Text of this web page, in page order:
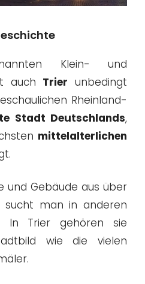
Klein- und
auch Trier unbedingt
Rheinland-
Stadt Deutschlands,
mittelalterlichen
und Gebäude aus über
sucht man in anderen
In Trier gehören sie
wie die vielen